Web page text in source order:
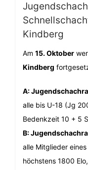
Kindberg
Am 15. Oktober
Kindberg
A:
alle bis U-18 (Jg
Bedenkzeit 10 + 5
B:
alle Mitglieder
höchstens 1800